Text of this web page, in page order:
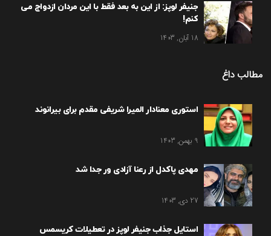
جنیفر لوپز: از این به بعد فقط با این مردان ازدواج می
کنم!
18 آبان, 1403
مطالب داغ
استوری معنادار المیرا شریفی مقدم برای بیرانوند
9 بهمن, 1403
مهدی پاکدل از رعنا آزادی ور جدا شد
27 دی, 1403
استایل جذاب جنیفر لوپز در تعطیلات کریسمس